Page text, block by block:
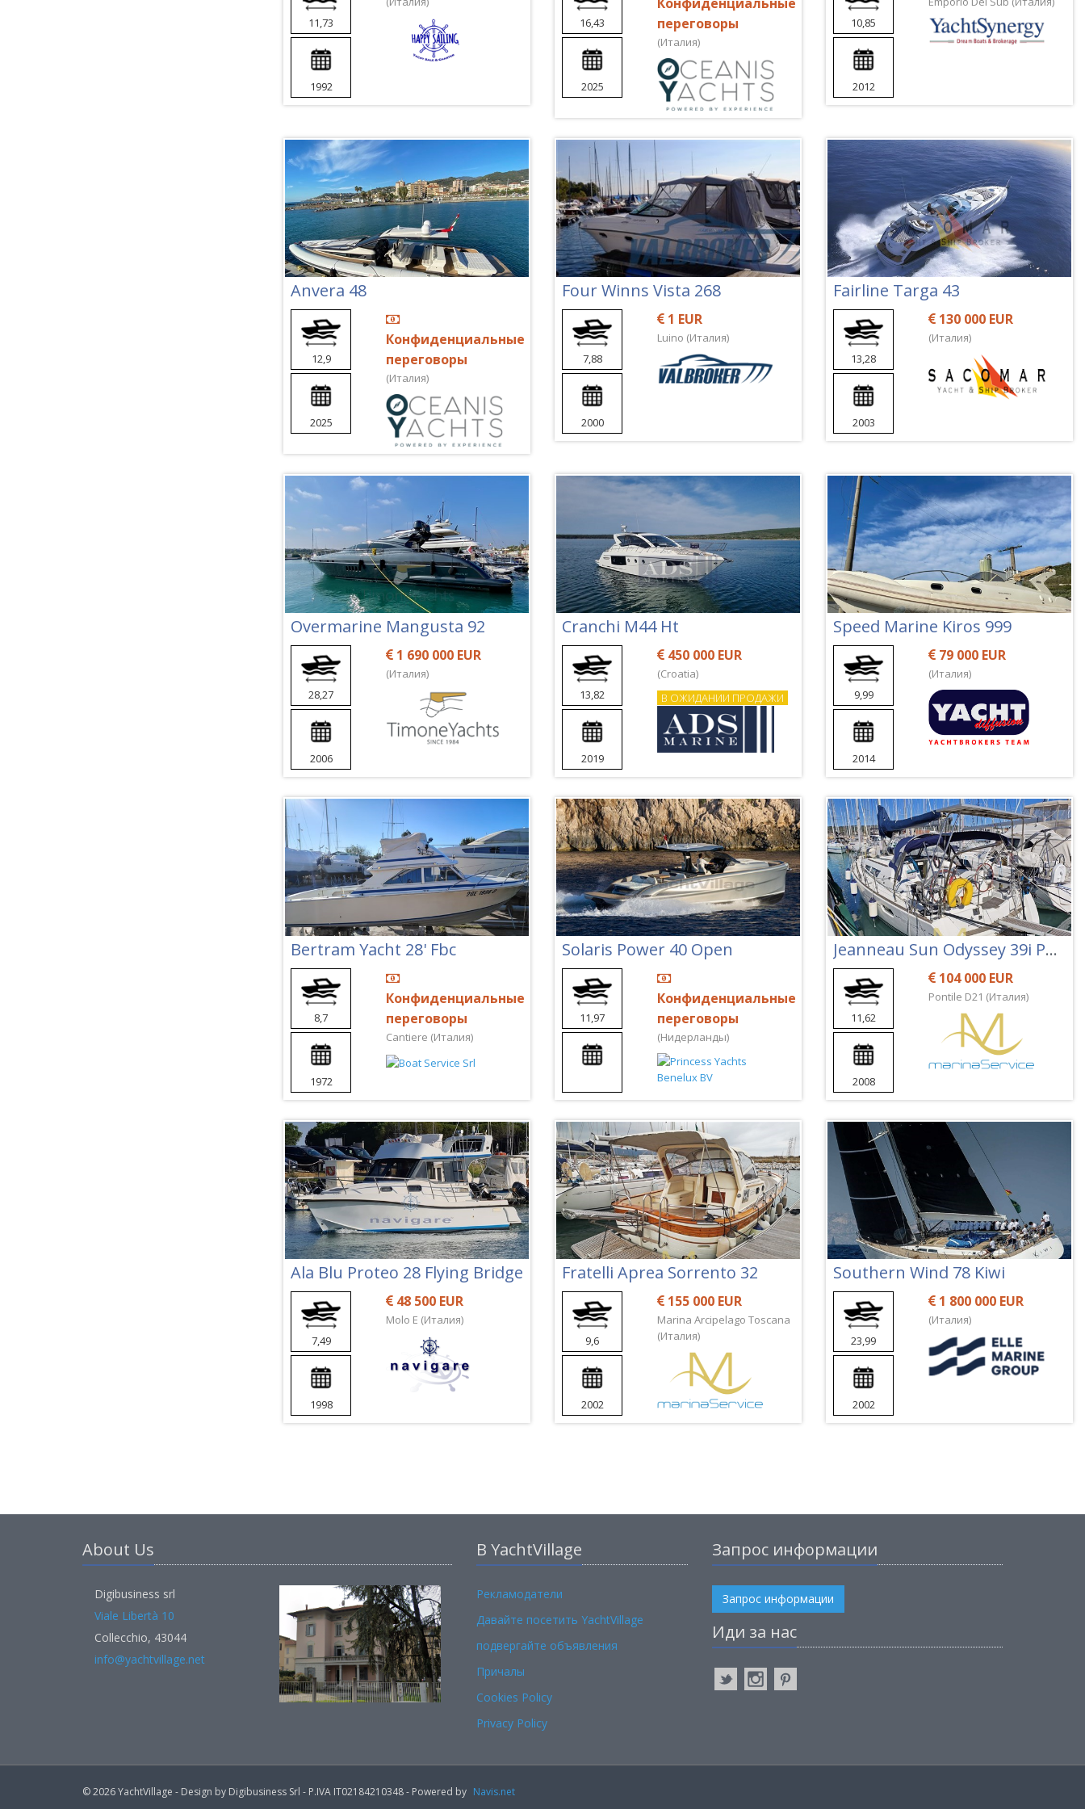
11,73
1992
16,43
2025
переговоры
(Италия)
10,85
2012
Anvera 48
12,9
2025
Конфиденциальные
переговоры
(Италия)
Four Winns Vista 268
7,88
2000
1 EUR
Luino (Италия)
Fairline Targa 43
13,28
2003
130 000 EUR
(Италия)
Overmarine Mangusta 92
28,27
2006
1 690 000 EUR
(Италия)
Cranchi M44 Ht
13,82
2019
450 000 EUR
(Croatia)
В ОЖИДАНИИ ПРОДАЖИ
Speed Marine Kiros 999
9,99
2014
79 000 EUR
(Италия)
Bertram Yacht 28' Fbc
8,7
1972
Конфиденциальные
переговоры
Cantiere (Италия)
Solaris Power 40 Open
11,97
Конфиденциальные
переговоры
(Нидерланды)
Jeanneau Sun Odyssey 39i Performance
11,62
2008
104 000 EUR
Pontile D21 (Италия)
Ala Blu Proteo 28 Flying Bridge
7,49
1998
48 500 EUR
Molo E (Италия)
Fratelli Aprea Sorrento 32
9,6
2002
155 000 EUR
Marina Arcipelago Toscana
(Италия)
Southern Wind 78 Kiwi
23,99
2002
1 800 000 EUR
(Италия)
About Us
Digibusiness srl
Viale Libertà 10
Collecchio, 43044
info@yachtvillage.net
В YachtVillage
Рекламодатели
Давайте посетить YachtVillage
подвергайте объявления
Причалы
Cookies Policy
Privacy Policy
Запрос информации
Запрос информации
Иди за нас
© 2026 YachtVillage - Design by Digibusiness Srl - P.IVA IT02184210348 - Powered by Navis.net